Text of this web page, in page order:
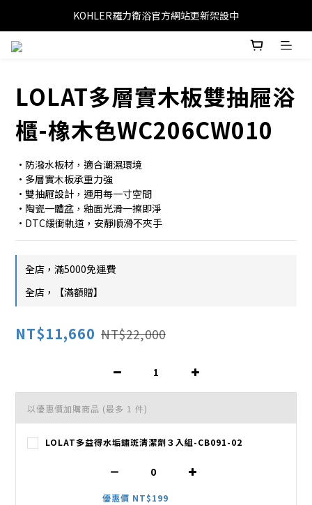
KOHLER羅力衛浴官方網站更新架設中
LOLAT多層實木板雙抽屜浴
櫃-橡木色WC206CW010
•防潑水板材，適合潮濕環境
•多層實木板承重力強
•雙抽屜設計，運用每一寸空間
•陶瓷一體盆，釉面光滑一擦即淨
•DTC緩衝軌道，安靜順滑不夾手
全店，滿5000免運費
全店，【滿額贈】
NT$11,660 NT$22,000
以優惠價加購商品 (最多 1 件)
LOLAT多益得水垢鏽斑清潔劑３入組-CB091-02
優惠價 NT$199